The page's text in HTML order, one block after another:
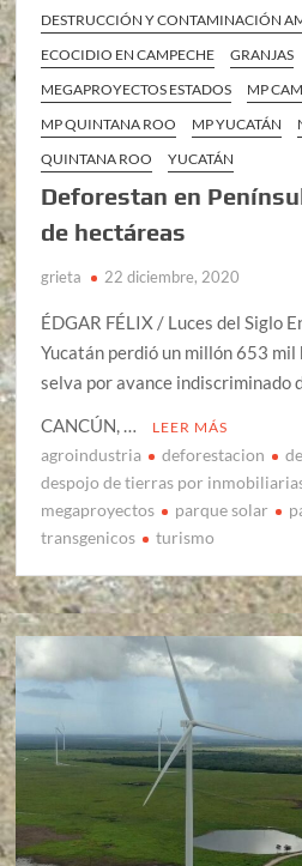
DESTRUCCIÓN Y CONTAMINACIÓN
ECOCIDIO EN CAMPECHE
GRANJAS
MEGAPROYECTOS ESTADOS
MP
MP QUINTANA ROO
MP YUCATÁN
QUINTANA ROO
YUCATÁN
Deforestan en
de hectáreas
grieta 22 diciembre, 2020
ÉDGAR FÉLIX / Luces del Siglo
Yucatán perdió un millón 653
selva por avance indiscriminado
CANCÚN, …
LEER MÁS
agroindustria deforestacion
despojo de tierras por
megaproyectos
parque solar
transgenicos
turismo